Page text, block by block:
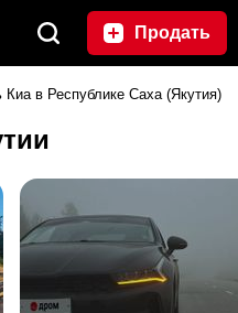
Продать
Киа в Республике Саха (Якутия)